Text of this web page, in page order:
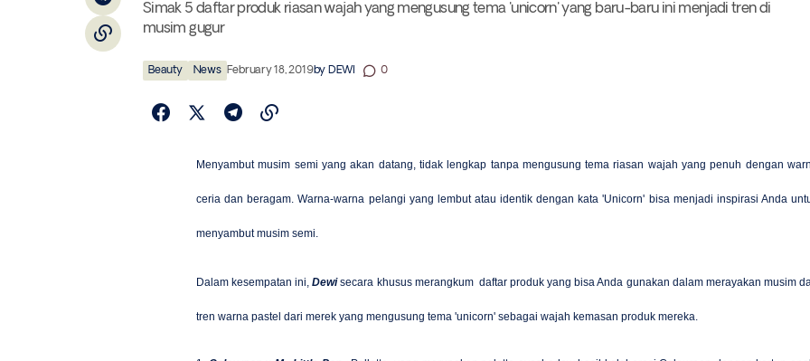
Simak 5 daftar produk riasan wajah yang mengusung tema 'unicorn' yang baru-baru ini menjadi tren di
musim gugur
Beauty News February 18, 2019by DEWI 0
Menyambut musim semi yang akan datang, tidak lengkap tanpa mengusung tema riasan wajah yang penuh dengan
ceria dan beragam. Warna-warna pelangi yang lembut atau identik dengan kata 'Unicorn' bisa menjadi inspirasi Anda
menyambut musim semi.
Dalam kesempatan ini,Dewisecara khusus merangkum daftar produk yang bisa Anda gunakan dalam merayakan musim
tren warna pastel dari merek yang mengusung tema 'unicorn' sebagai wajah kemasan produk mereka.